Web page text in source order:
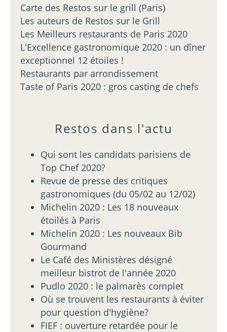
Carte des Restos sur le grill (Paris)
Les auteurs de Restos sur le Grill
Les Meilleurs restaurants de Paris 2020
L'Excellence gastronomique 2020 : un dîner
exceptionnel 12 étoiles !
Restaurants par arrondissement
Taste of Paris 2020 : gros casting de chefs
Restos dans l'actu
Qui sont les candidats parisiens de
Top Chef 2020?
Revue de presse des critiques
gastronomiques (du 05/02 au 12/02)
Michelin 2020 : Les 18 nouveaux
étoilés à Paris
Michelin 2020 : Les nouveaux Bib
Gourmand
Le Café des Ministères désigné
meilleur bistrot de l'année 2020
Pudlo 2020 : le palmarès complet
Où se trouvent les restaurants à éviter
pour question d'hygiène?
FIEF : ouverture retardée pour le